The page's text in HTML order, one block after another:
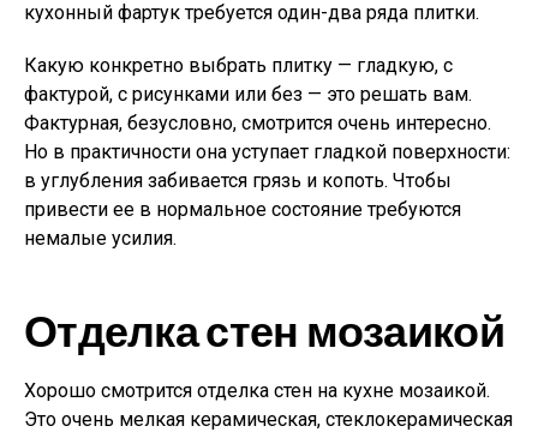
кухонный фартук требуется один-два ряда плитки.
Какую конкретно выбрать плитку — гладкую, с
фактурой, с рисунками или без — это решать вам.
Фактурная, безусловно, смотрится очень интересно.
Но в практичности она уступает гладкой поверхности:
в углубления забивается грязь и копоть. Чтобы
привести ее в нормальное состояние требуются
немалые усилия.
Отделка стен мозаикой
Хорошо смотрится отделка стен на кухне мозаикой.
Это очень мелкая керамическая, стеклокерамическая